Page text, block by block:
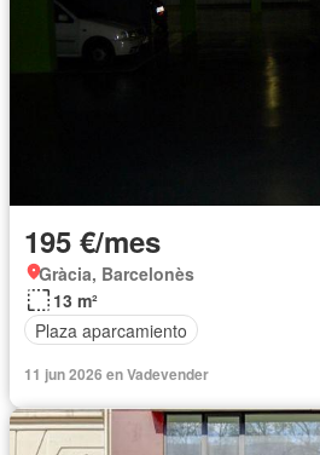
195 €/mes
Gràcia, Barcelonès
13 m²
Plaza aparcamiento
11 jun 2026 en Vadevender